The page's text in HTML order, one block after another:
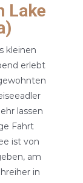
Lake
kleinen
erlebt
lassen
Fahrt
ist von
am
in